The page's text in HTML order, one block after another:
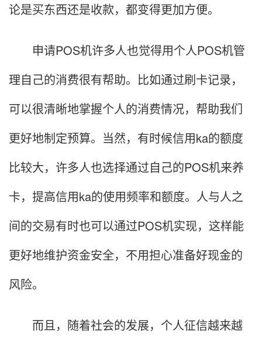
论是买东西还是收款，都变得更加方便。
申请POS机许多人也觉得用个人POS机管
理自己的消费很有帮助。比如通过刷卡记录，
可以很清晰地掌握个人的消费情况，帮助我们
更好地制定预算。当然，有时候信用ka的额度
比较大，许多人也选择通过自己的POS机来养
卡，提高信用ka的使用频率和额度。人与人之
间的交易有时也可以通过POS机实现，这样能
更好地维护资金安全，不用担心准备好现金的
风险。
而且，随着社会的发展，个人征信越来越